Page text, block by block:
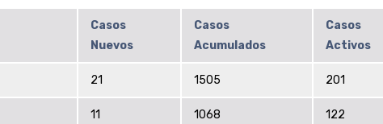
Casos
Nuevos
Casos
Acumulados
Casos
Activos
21 1505 201
11 1068 122